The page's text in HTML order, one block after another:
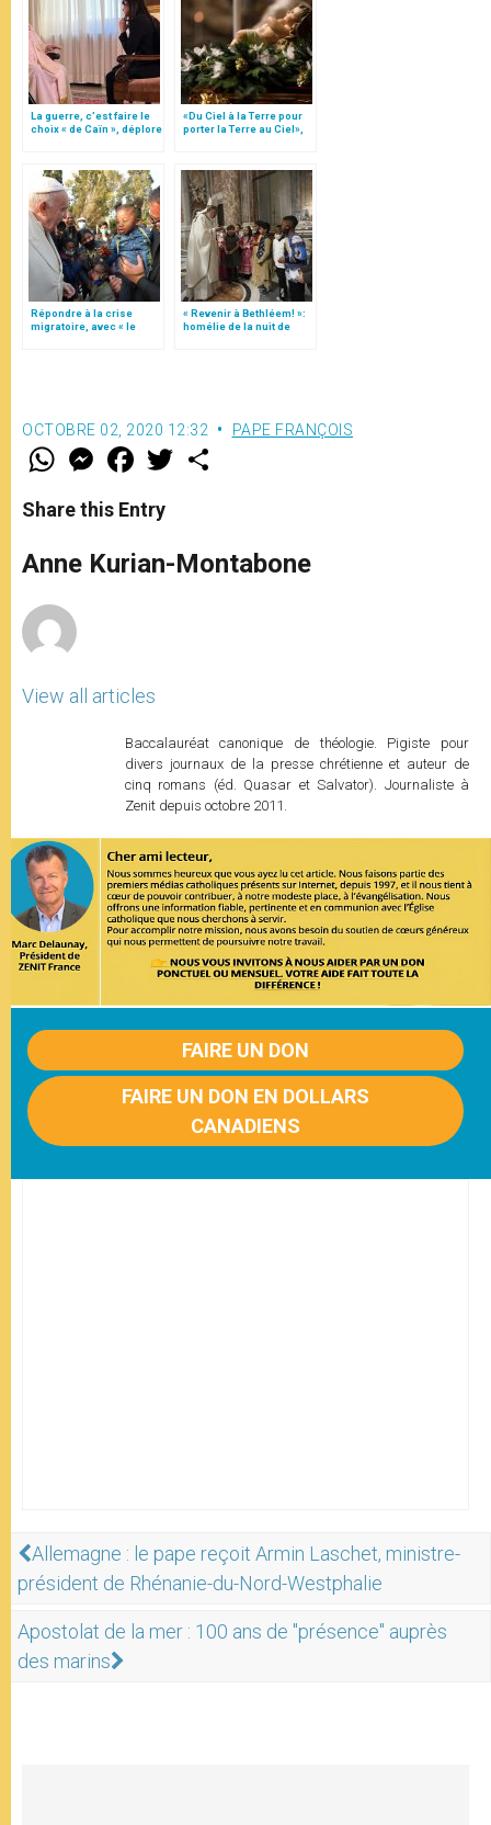
La guerre, c’est faire le
choix « de Caïn », déplore
«Du Ciel à la Terre pour
porter la Terre au Ciel»,
Répondre à la crise
migratoire, avec « le
« Revenir à Bethléem! »:
homélie de la nuit de
Noël (texte complet)
OCTOBRE 02, 2020 12:32 PAPE FRANÇOIS
W
t
s
p
p
M
e
s
e
g
e
F
a
e
b
o
k
w
r
Share this Entry
Anne Kurian-Montabone
View all articles
Baccalauréat canonique de théologie. Pigiste pour
divers journaux de la presse chrétienne et auteur de
cinq romans (éd. Quasar et Salvator). Journaliste à
Zenit depuis octobre 2011.
FAIRE UN DON
FAIRE UN DON EN DOLLARS
CANADIENS
Allemagne : le pape reçoit Armin Laschet, ministre-
président de Rhénanie-du-Nord-Westphalie
Apostolat de la mer : 100 ans de "présence" auprès
des marins